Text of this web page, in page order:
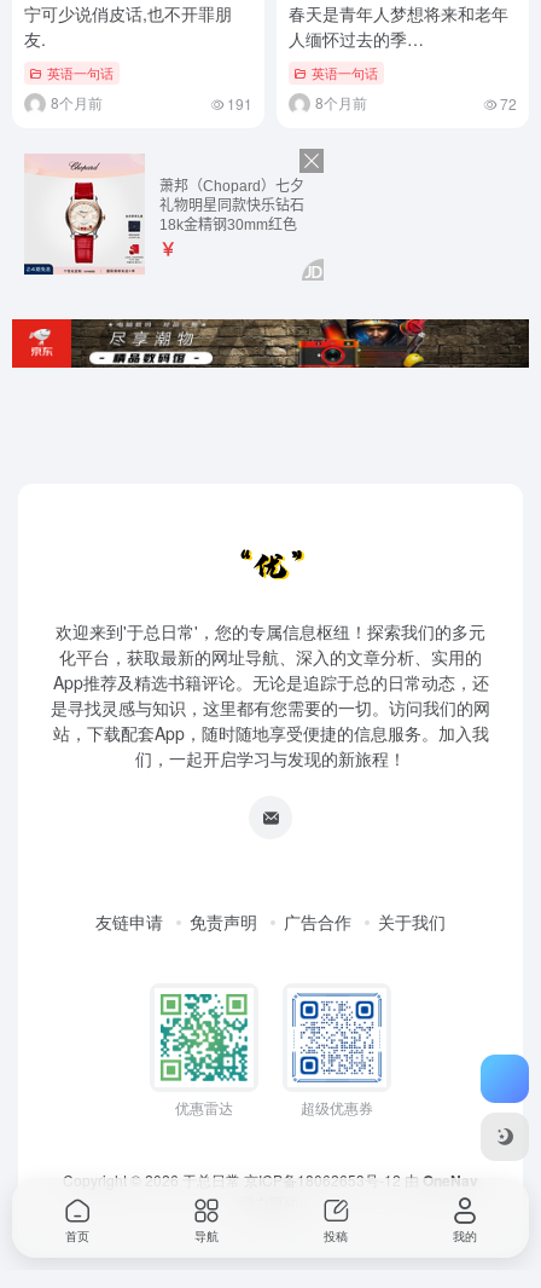
宁可少说俏皮话,也不开罪朋
友.
英语一句话
8个月前 191
春天是青年人梦想将来和老年
人缅怀过去的季…
英语一句话
8个月前 72
欢迎来到'于总日常'，您的专属信息枢纽！探索我们的多元
化平台，获取最新的网址导航、深入的文章分析、实用的
App推荐及精选书籍评论。无论是追踪于总的日常动态，还
是寻找灵感与知识，这里都有您需要的一切。访问我们的网
站，下载配套App，随时随地享受便捷的信息服务。加入我
们，一起开启学习与发现的新旅程！
友链申请 免责声明 广告合作 关于我们
优惠雷达 超级优惠券
Copyright © 2026 于总日常 京ICP备18062653号-12 由 OneNav
首页 导航 投稿 我的